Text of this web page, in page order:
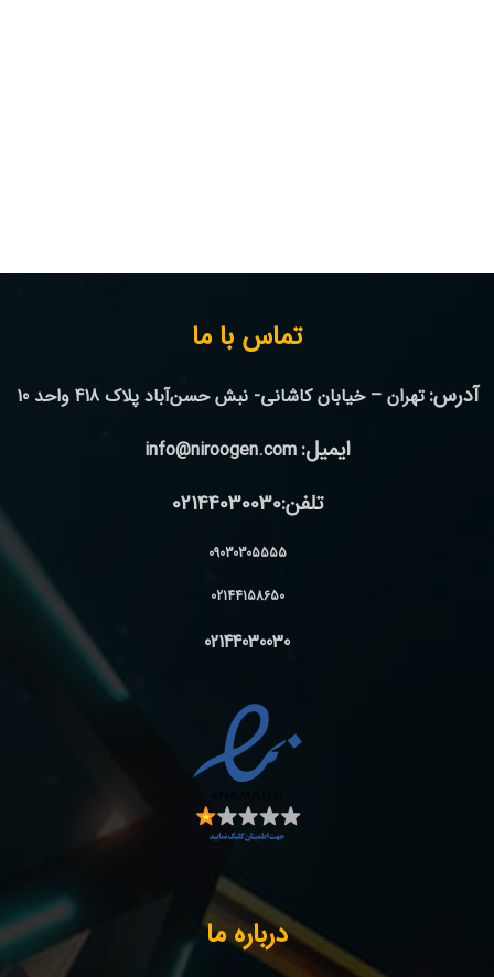
تماس با ما
آدرس: تهران – خیابان کاشانی- نبش حسن‌آباد پلاک 418 واحد 10
ایمیل: info@niroogen.com
تلفن:02144030030
09030305555
02144158650
02144030030
درباره ما